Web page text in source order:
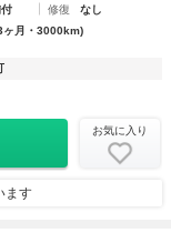
修復
なし
ヶ月・3000km)
お気に入り
ます